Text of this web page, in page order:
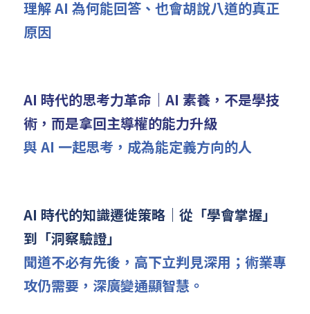
理解 AI 為何能回答、也會胡說八道的真正
原因
AI 時代的思考力革命｜AI 素養，不是學技
術，而是拿回主導權的能力升級
與 AI 一起思考，成為能定義方向的人
AI 時代的知識遷徙策略｜從「學會掌握」
到「洞察驗證」
聞道不必有先後，高下立判見深用；術業專
攻仍需要，深廣變通顯智慧。